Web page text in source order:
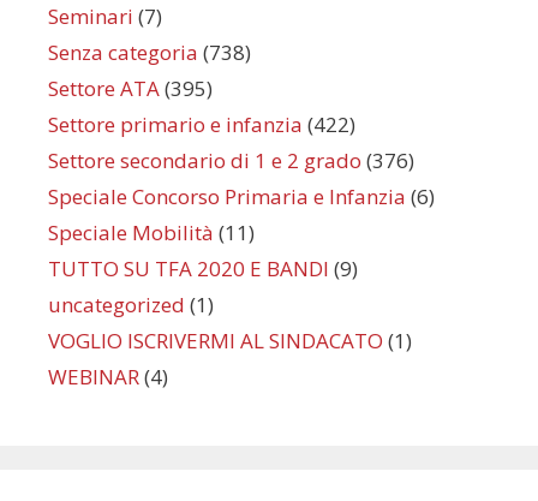
Seminari (7)
Senza categoria (738)
Settore ATA(395)
Settore primario e infanzia (422)
Settore secondario di 1 e 2 grado (376)
Speciale Concorso Primaria e Infanzia (6)
Speciale Mobilità (11)
TUTTO SU TFA 2020 E BANDI (9)
uncategorized (1)
VOGLIO ISCRIVERMI AL SINDACATO (1)
WEBINAR(4)